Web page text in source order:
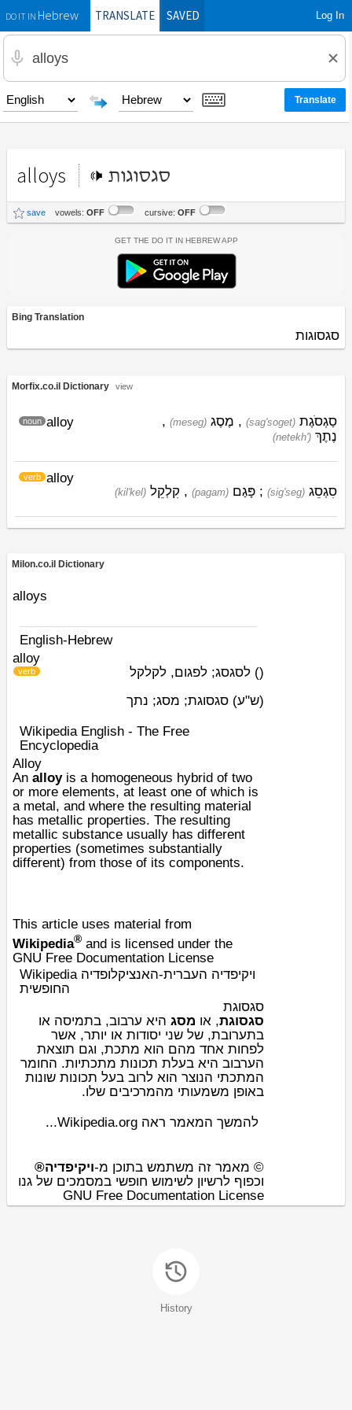
DO IT INHebrewTRANSLATE SAVED Log In
alloys סגסוגות
save vowels: OFF cursive: OFF
Get the Do It In Hebrew App
Bing Translation
סגסוגות
Morfix.co.il Dictionary view
alloy
noun (sag'soget) סַגְסֹגֶת ,
(meseg) מֶסֶג ,
(netekh') נֶתֶךְ
alloy
verb
(sig'seg) סִגְסֵג ;
(pagam) פָּגַם ,
(kil'kel) קִלְקֵל
Milon.co.il Dictionary
alloys
English-Hebrew
alloy
(
verb ) לסגסג; לפגום, לקלקל
(ש"ע) סגסוגת; מסג; נתך
Wikipedia English - The Free
Encyclopedia
Alloy
An alloyis a homogeneous hybrid of two
or more elements, at least one of which is
a metal, and where the resulting material
has metallic properties. The resulting
metallic substance usually has different
properties (sometimes substantially
different) from those of its components.
This article uses material from
Wikipedia® and is licensed under the
GNU Free Documentation License
Wikipedia ויקיפדיה העברית-האנציקלופדיה
החופשית
סגסוגת
סגסוגת, או מסג היא ערבוב, בתמיסה או
בתערובת, של שני יסודות או יותר, אשר
לפחות אחד מהם הוא מתכת, וגם תוצאת
הערבוב היא בעלת תכונות מתכתיות. החומר
המתכתי הנוצר הוא לרוב בעל תכונות שונות
באופן משמעותי מהמרכיבים שלו.
להמשך המאמר ראה Wikipedia.org...
© מאמר זה משתמש בתוכן מ-ויקיפדיה®
וכפוף לרשיון לשימוש חופשי במסמכים של גנו
GNU Free Documentation License
History